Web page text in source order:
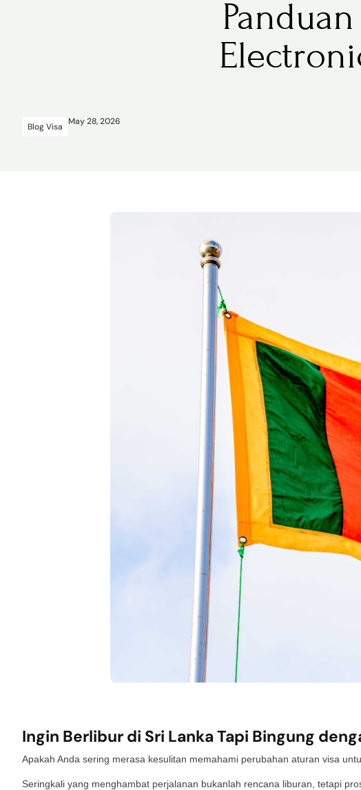
Blog Visa May 28, 2026
Ingin Berlibur di Sri Lanka Tapi Bingung
Apakah Anda sering merasa kesulitan memahami perubahan aturan visa
Seringkali yang menghambat perjalanan bukanlah rencana liburan, tetapi